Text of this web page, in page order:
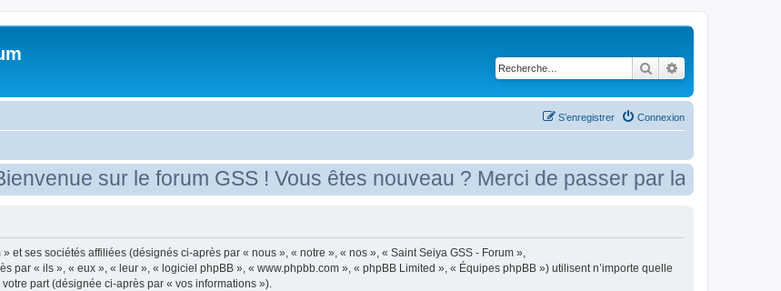
Rechercher
Connexion
S’enregistrer
sur le forum GSS ! Vous êtes nouveau ? Merci de passer par la case
ses sociétés affiliées (désignés ci-après par « nous », « notre », « nos », « Saint Seiya GSS - Forum »,
par « ils », « eux », « leur », « logiciel phpBB », « www.phpbb.com », « phpBB Limited », « Équipes phpBB ») utilisent n’importe quelle
part (désignée ci-après par « vos informations »).